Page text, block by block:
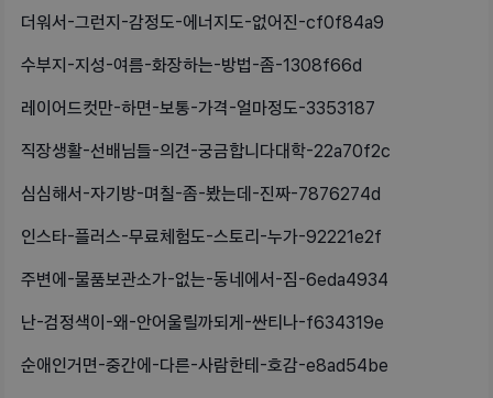
더워서-그런지-감정도-에너지도-없어진-cf0f84a9
수부지-지성-여름-화장하는-방법-좀-1308f66d
레이어드컷만-하면-보통-가격-얼마정도-3353187
직장생활-선배님들-의견-궁금합니다대학-22a70f2c
심심해서-자기방-며칠-좀-봤는데-진짜-7876274d
인스타-플러스-무료체험도-스토리-누가-92221e2f
주변에-물품보관소가-없는-동네에서-짐-6eda4934
난-검정색이-왜-안어울릴까되게-싼티나-f634319e
순애인거면-중간에-다른-사람한테-호감-e8ad54be